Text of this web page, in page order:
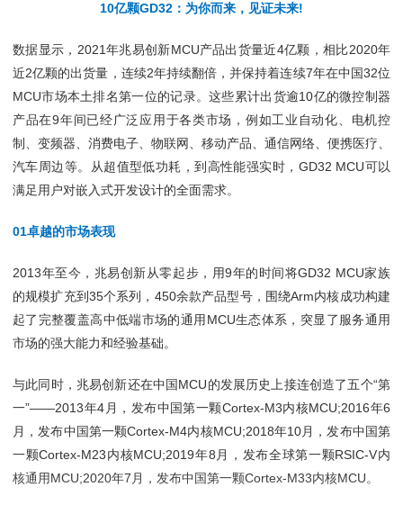
10亿颗GD32：为你而来，见证未来!
数据显示，2021年兆易创新MCU产品出货量近4亿颗，相比2020年
近2亿颗的出货量，连续2年持续翻倍，并保持着连续7年在中国32位
MCU市场本土排名第一位的记录。这些累计出货逾10亿的微控制器
产品在9年间已经广泛应用于各类市场，例如工业自动化、电机控
制、变频器、消费电子、物联网、移动产品、通信网络、便携医疗、
汽车周边等。从超值型低功耗，到高性能强实时，GD32 MCU可以
满足用户对嵌入式开发设计的全面需求。
01卓越的市场表现
2013年至今，兆易创新从零起步，用9年的时间将GD32 MCU家族
的规模扩充到35个系列，450余款产品型号，围绕Arm内核成功构建
起了完整覆盖高中低端市场的通用MCU生态体系，突显了服务通用
市场的强大能力和经验基础。
与此同时，兆易创新还在中国MCU的发展历史上接连创造了五个“第
一”——2013年4月，发布中国第一颗Cortex-M3内核MCU;2016年6
月，发布中国第一颗Cortex-M4内核MCU;2018年10月，发布中国第
一颗Cortex-M23内核MCU;2019年8月，发布全球第一颗RSIC-V内
核通用MCU;2020年7月，发布中国第一颗Cortex-M33内核MCU。